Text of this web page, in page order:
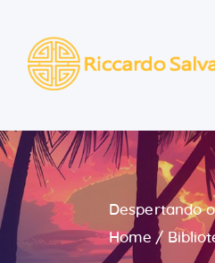
Despertando o
Home